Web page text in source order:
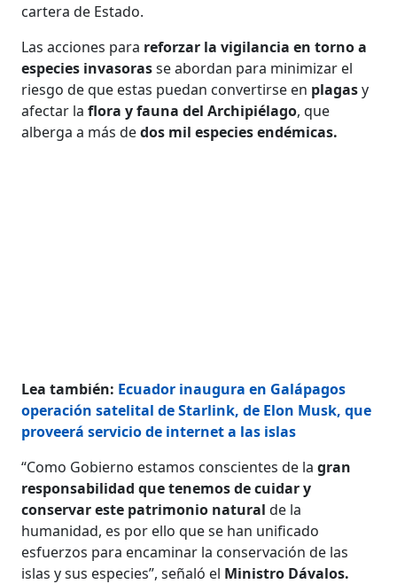
cartera de Estado.
Las acciones para reforzar la vigilancia en torno a
especies invasorasse abordan para minimizar el
riesgo de que estas puedan convertirse en plagasy
afectar la flora y fauna del Archipiélago, que
alberga a más dedos mil especies endémicas.
Lea también: Ecuador inaugura en Galápagos
operación satelital de Starlink, de Elon Musk, que
proveerá servicio de internet a las islas
“Como Gobierno estamos conscientes de lagran
responsabilidad que tenemos de cuidar y
conservar este patrimonio naturalde la
humanidad, es por ello que se han unificado
esfuerzos para encaminar la conservación de las
islas y sus especies”, señaló el Ministro Dávalos.